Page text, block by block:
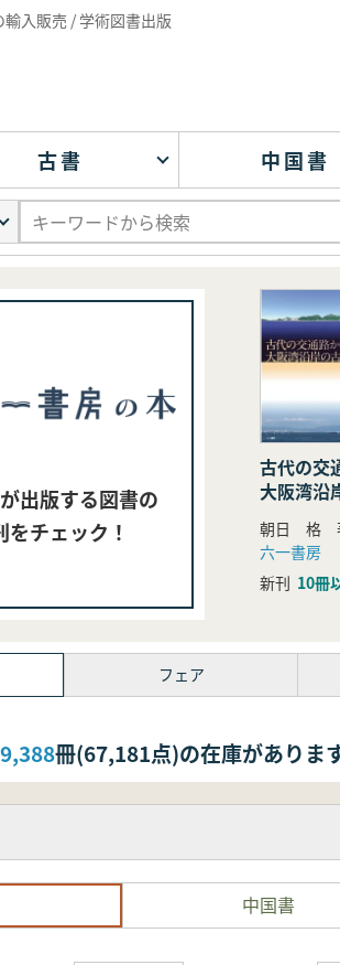
入販売 / 学術図書出版
古書 中国書
出版する図書の
をチェック！
古代の交
大阪湾沿
朝日 格
六一書房
新刊 10冊
フェア
冊(67,181点)の在庫がありま
中国書